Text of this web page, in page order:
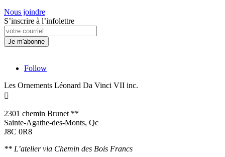
Nous joindre
S’inscrire à l’infolettre
Follow
Les Ornements Léonard Da Vinci VII inc.

2301 chemin Brunet **
Sainte-Agathe-des-Monts, Qc
J8C 0R8
** L’atelier via Chemin des Bois Francs